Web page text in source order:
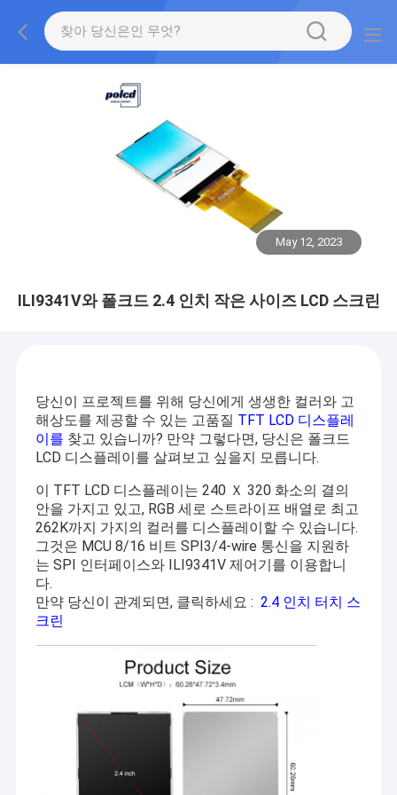
May 12, 2023
ILI9341V와 폴크드 2.4 인치 작은 사이즈 LCD 스크린
당신이 프로젝트를 위해 당신에게 생생한 컬러와 고
해상도를 제공할 수 있는 고품질 TFT LCD 디스플레
이를 찾고 있습니까? 만약 그렇다면, 당신은 폴크드
LCD 디스플레이를 살펴보고 싶을지 모릅니다.
이 TFT LCD 디스플레이는 240 Ｘ 320 화소의 결의
안을 가지고 있고, RGB 세로 스트라이프 배열로 최고
262K까지 가지의 컬러를 디스플레이할 수 있습니다.
그것은 MCU 8/16 비트 SPI3/4-wire 통신을 지원하
는 SPI 인터페이스와 ILI9341V 제어기를 이용합니
다.
만약 당신이 관계되면, 클릭하세요 : 2.4 인치 터치 스
크린